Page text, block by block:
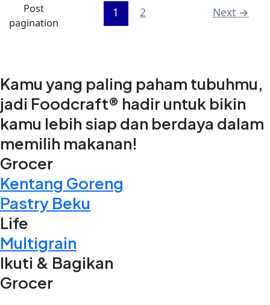
Post
pagination
1 2 Next →
Kamu yang paling paham tubuhmu,
jadi Foodcraft® hadir untuk bikin
kamu lebih siap dan berdaya dalam
memilih makanan!
Grocer
Kentang Goreng
Pastry Beku
Life
Multigrain
Ikuti & Bagikan
Grocer